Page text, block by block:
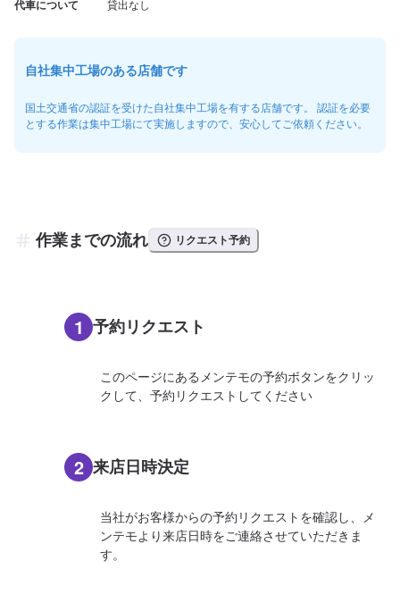
代車について 貸出なし
自社集中工場のある店舗です
国土交通省の認証を受けた自社集中工場を有する店舗です。 認証を必要
とする作業は集中工場にて実施しますので、安心してご依頼ください。
作業までの流れ リクエスト予約
1 予約リクエスト
このページにあるメンテモの予約ボタンをクリッ
クして、予約リクエストしてください
2 来店日時決定
当社がお客様からの予約リクエストを確認し、メ
ンテモより来店日時をご連絡させていただきま
す。